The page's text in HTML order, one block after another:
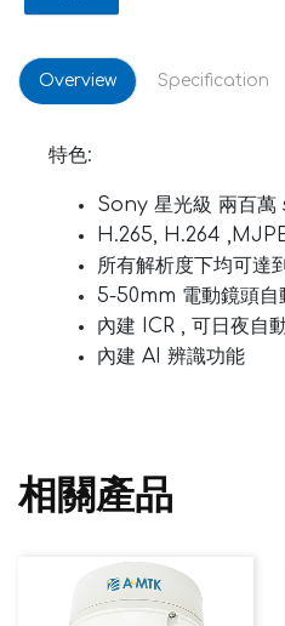
Overview Specification
特色:
Sony 星光級 兩百
H.265, H.264
所有解析度下均可
5-50mm 電動鏡頭自
內建 ICR , 可日夜自
內建 AI 辨識功能
相關產品